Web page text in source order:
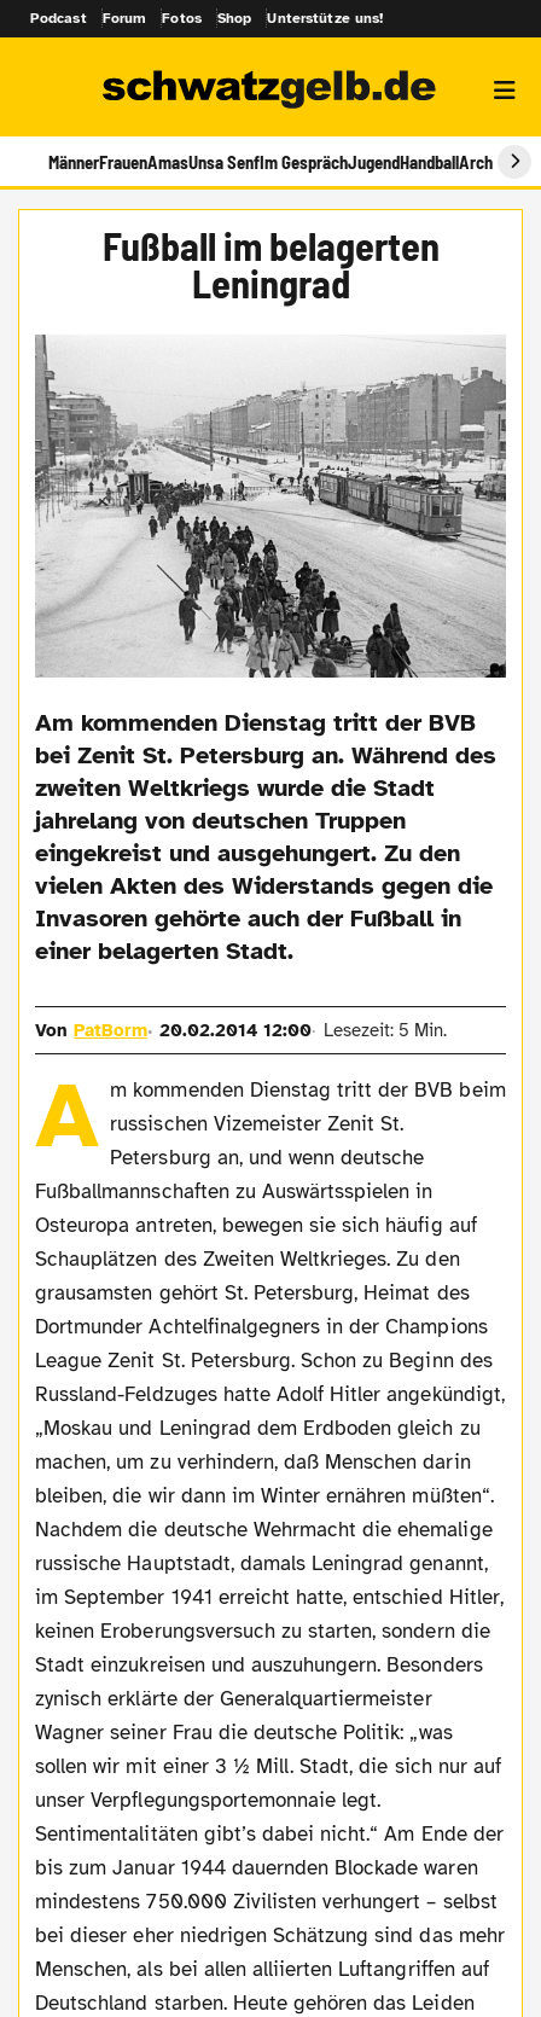
Podcast Forum Fotos Shop Unterstütze uns!
MännerFrauenAmasUnsa SenfIm GesprächJugendHandballArchiv
Fußball im belagerten
Leningrad
Am kommenden Dienstag tritt der BVB
bei Zenit St. Petersburg an. Während des
zweiten Weltkriegs wurde die Stadt
jahrelang von deutschen Truppen
eingekreist und ausgehungert. Zu den
vielen Akten des Widerstands gegen die
Invasoren gehörte auch der Fußball in
einer belagerten Stadt.
VonPatBorm 20.02.2014 12:00 Lesezeit: 5 Min.
A m kommenden Dienstag tritt der BVB beim
russischen Vizemeister Zenit St.
Petersburg an, und wenn deutsche
Fußballmannschaften zu Auswärtsspielen in
Osteuropa antreten, bewegen sie sich häufig auf
Schauplätzen des Zweiten Weltkrieges. Zu den
grausamsten gehört St. Petersburg, Heimat des
Dortmunder Achtelfinalgegners in der Champions
League Zenit St. Petersburg. Schon zu Beginn des
Russland-Feldzuges hatte Adolf Hitler angekündigt,
„Moskau und Leningrad dem Erdboden gleich zu
machen, um zu verhindern, daß Menschen darin
bleiben, die wir dann im Winter ernähren müßten“.
Nachdem die deutsche Wehrmacht die ehemalige
russische Hauptstadt, damals Leningrad genannt,
im September 1941 erreicht hatte, entschied Hitler,
keinen Eroberungsversuch zu starten, sondern die
Stadt einzukreisen und auszuhungern. Besonders
zynisch erklärte der Generalquartiermeister
Wagner seiner Frau die deutsche Politik: „was
sollen wir mit einer 3 ½ Mill. Stadt, die sich nur auf
unser Verpflegungsportemonnaie legt.
Sentimentalitäten gibt’s dabei nicht.“ Am Ende der
bis zum Januar 1944 dauernden Blockade waren
mindestens 750.000 Zivilisten verhungert – selbst
bei dieser eher niedrigen Schätzung sind das mehr
Menschen, als bei allen alliierten Luftangriffen auf
Deutschland starben. Heute gehören das Leiden